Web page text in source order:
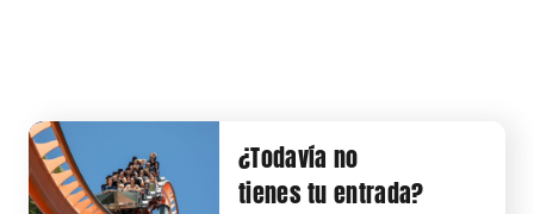
¿Todavía no
tienes tu entrada?